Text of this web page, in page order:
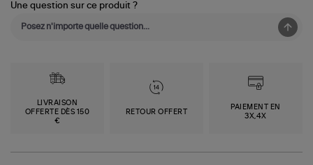
Une question sur ce produit ?
LIVRAISON
OFFERTE DÈS 150
€
RETOUR OFFERT
PAIEMENT EN
3X,4X